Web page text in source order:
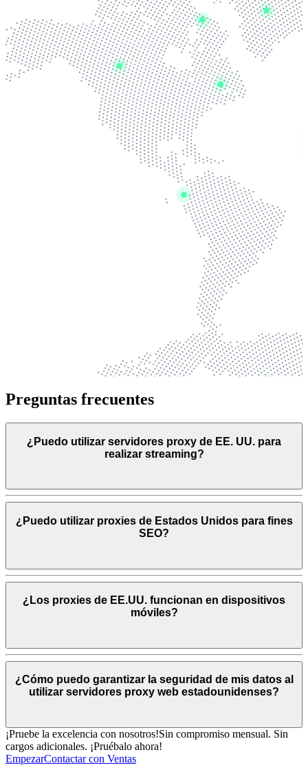
Preguntas frecuentes
¿Puedo utilizar servidores proxy de EE. UU. para
realizar streaming?
¿Puedo utilizar proxies de Estados Unidos para fines
SEO?
¿Los proxies de EE.UU. funcionan en dispositivos
móviles?
¿Cómo puedo garantizar la seguridad de mis datos al
utilizar servidores proxy web estadounidenses?
¡Pruebe la excelencia con nosotros!Sin compromiso mensual. Sin
cargos adicionales. ¡Pruébalo ahora!
EmpezarContactar con Ventas